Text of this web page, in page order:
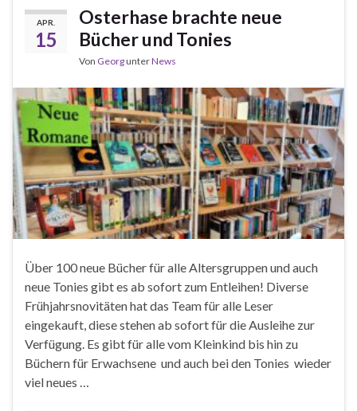
APR.
15
Osterhase brachte neue
Bücher und Tonies
Von GeorgunterNews
Über 100 neue Bücher für alle Altersgruppen und auch
neue Tonies gibt es ab sofort zum Entleihen! Diverse
Frühjahrsnovitäten hat das Team für alle Leser
eingekauft, diese stehen ab sofort für die Ausleihe zur
Verfügung. Es gibt für alle vom Kleinkind bis hin zu
Büchern für Erwachsene und auch bei den Tonies wieder
viel neues …